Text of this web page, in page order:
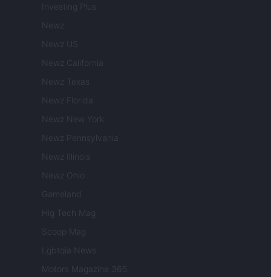
Investing Plus
Newz
Newz US
Newz California
Newz Texas
Newz Florida
Newz New York
Newz Pennsylvania
Newz Illinois
Newz Ohio
Gameland
Hig Tech Mag
Scoop Mag
Lgbtqia News
Motors Magazine 365